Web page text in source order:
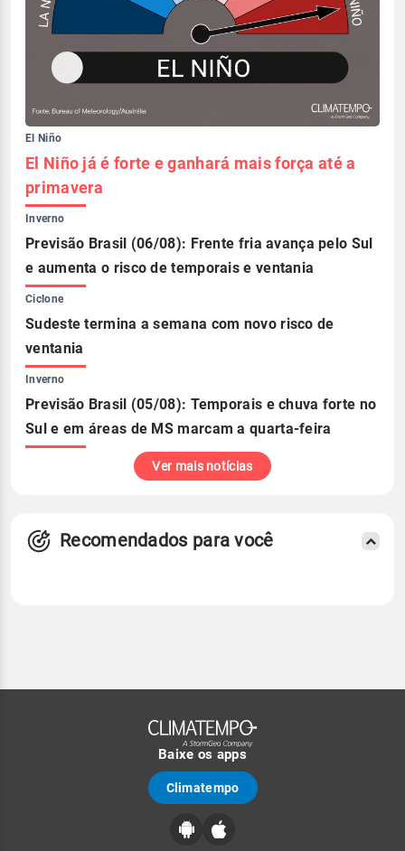
El Niño
El Niño já é forte e ganhará mais força até a
primavera
Inverno
Previsão Brasil (06/08): Frente fria avança pelo Sul
e aumenta o risco de temporais e ventania
Ciclone
Sudeste termina a semana com novo risco de
ventania
Inverno
Previsão Brasil (05/08): Temporais e chuva forte no
Sul e em áreas de MS marcam a quarta-feira
Ver mais notícias
Recomendados para você
Baixe os apps
Climatempo